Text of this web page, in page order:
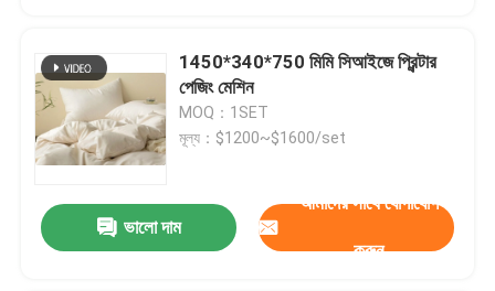
1450*340*750 মিমি সিআইজে প্রিন্টার
পেজিং মেশিন
MOQ：1SET
মূল্য：$1200~$1600/set
ভালো দাম
আমাদের সাথে যোগাযোগ
করুন